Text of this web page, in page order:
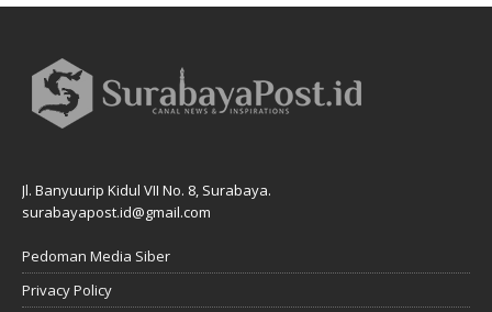
Jl. Banyuurip Kidul VII No. 8, Surabaya.
surabayapost.id@gmail.com
Pedoman Media Siber
Privacy Policy